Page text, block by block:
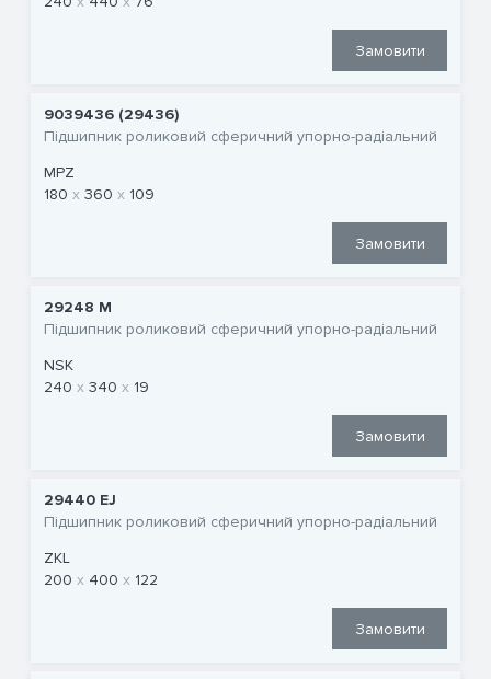
Замовити
9039436 (29436)
Підшипник роликовий сферичний упорно-радіальний
MPZ
180
360 109
Замовити
29248 M
Підшипник роликовий сферичний упорно-радіальний
NSK
240
340 19
Замовити
29440 EJ
Підшипник роликовий сферичний упорно-радіальний
ZKL
200
400 122
Замовити